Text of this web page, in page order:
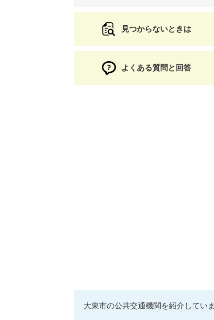
見つからないときは
よくある質問と回答
大東市の公共交通機関を紹介してい